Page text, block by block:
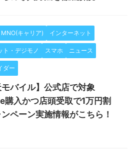
MNO(キャリア) インターネット
ト・デジモノ スマホ ニュース
ダー
モバイル】公式店で対象
購入かつ店頭受取で1万円割
ペーン実施情報がこちら！